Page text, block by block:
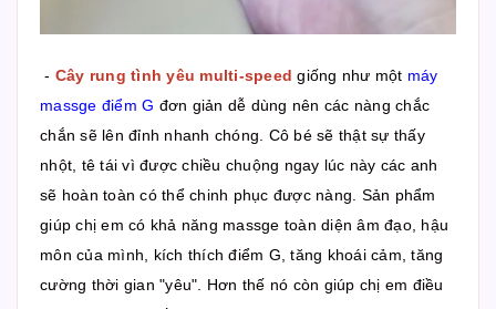
- Cây rung tình yêu multi-speed giống như một máy
massge điểm G đơn giản dễ dùng nên các nàng chắc
chắn sẽ lên đỉnh nhanh chóng. Cô bé sẽ thật sự thấy
nhột, tê tái vì được chiều chuộng ngay lúc này các anh
sẽ hoàn toàn có thể chinh phục được nàng. Sản phẩm
giúp chị em có khả năng massge toàn diện âm đạo, hậu
môn của mình, kích thích điểm G, tăng khoái cảm, tăng
cường thời gian "yêu". Hơn thế nó còn giúp chị em điều